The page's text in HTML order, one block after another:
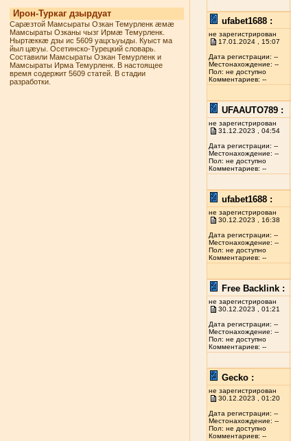
Ирон-Туркаг дзырдуат
Сарæзтой Мамсыраты Озкан Темурленк æмæ
Мамсыраты Озканы чызг Ирмæ Темурленк.
Ныртæккæ дзы ис 5609 уацхъуыды. Куыст ма
йыл цæуы. Осетинско-Турецкий словарь.
Составили Мамсыраты Озкан Темурленк и
Мамсыраты Ирма Темурленк. В настоящее
время содержит 5609 статей. В стадии
разработки.
ufabet1688 :
не зарегистрирован
17.01.2024 , 15:07
Дата регистрации: --
Местонахождение: --
Пол: не доступно
Комментариев: --
UFAAUTO789 :
не зарегистрирован
31.12.2023 , 04:54
Дата регистрации: --
Местонахождение: --
Пол: не доступно
Комментариев: --
ufabet1688 :
не зарегистрирован
30.12.2023 , 16:38
Дата регистрации: --
Местонахождение: --
Пол: не доступно
Комментариев: --
Free Backlink :
не зарегистрирован
30.12.2023 , 01:21
Дата регистрации: --
Местонахождение: --
Пол: не доступно
Комментариев: --
Gecko :
не зарегистрирован
30.12.2023 , 01:20
Дата регистрации: --
Местонахождение: --
Пол: не доступно
Комментариев: --